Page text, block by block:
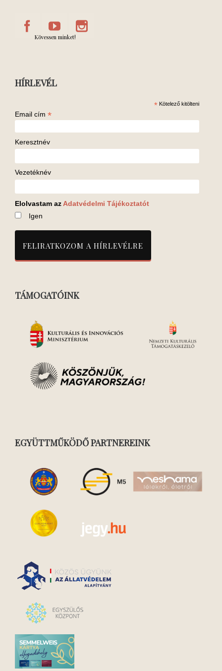
Kövessen minket!
HÍRLEVÉL
* Kötelező kitölteni
Email cím *
Keresztnév
Vezetéknév
Elolvastam az Adatvédelmi Tájékoztatót
Igen
TÁMOGATÓINK
EGYÜTTMŰKÖDŐ PARTNEREINK